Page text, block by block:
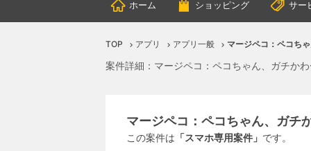
ホーム ショッピング サー
TOP アプリ アプリ一般 マージペコ：ペコち
案件詳細：マージペコ：ペコちゃん、ガチか
マージペコ：ペコちゃん、ガチ
この案件は 「スマホ専用案件」 です。